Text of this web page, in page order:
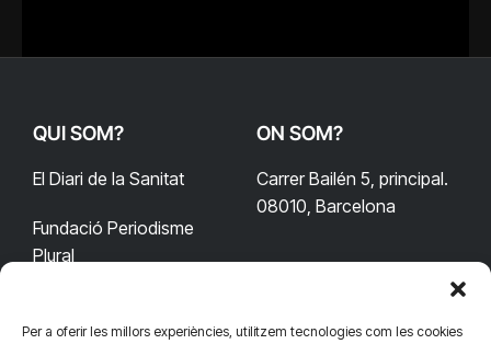
Per a oferir les millors experiències, utilitzem tecnologies com les cookies
QUI SOM?
El Diari de la Sanitat
Fundació Periodisme
Plural
ON SOM?
Carrer Bailén 5, principal.
08010, Barcelona